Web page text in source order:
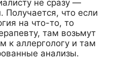
не сразу —
Получается, что если
на что-то, то
там возьмут
к аллергологу и там
анализы.